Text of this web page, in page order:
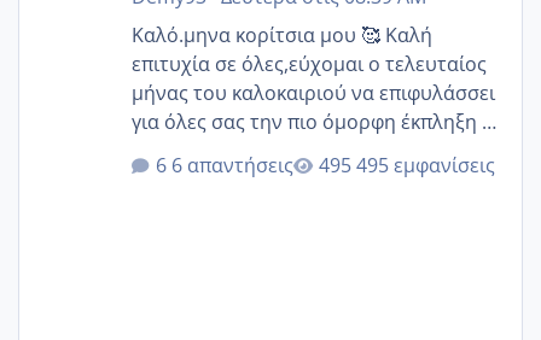
Καλό.μηνα κορίτσια μου 🥰 Καλή
επιτυχία σε όλες,εύχομαι ο τελευταίος
μήνας του καλοκαιριού να επιφυλάσσει
για όλες σας την πιο όμορφη έκπληξη 🧿
@Elk @Melikara86 @Παρασκευαιδου
@Zenia z @melitiniღ @Christi.D.
6 απαντήσεις 495 εμφανίσεις